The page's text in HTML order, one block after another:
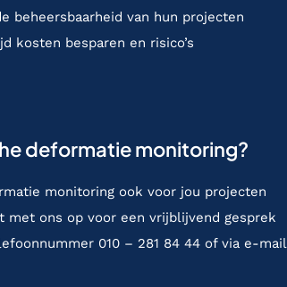
beheersbaarheid van hun projecten
kosten besparen en risico’s
deformatie monitoring?
monitoring ook voor jou projecten
met ons op voor een vrijblijvend gesprek
010 – 281 84 44 of via e-mail